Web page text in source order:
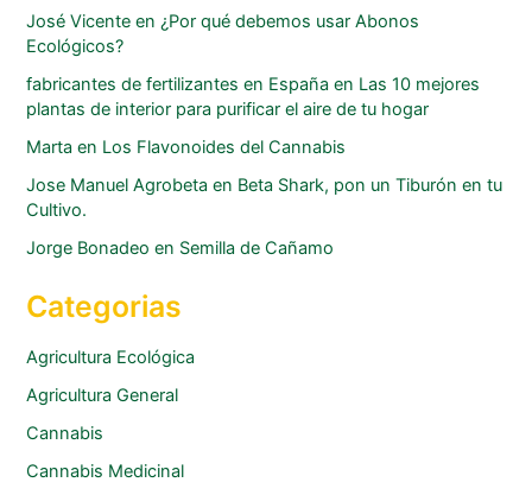
José Vicente en¿Por qué debemos usar Abonos
Ecológicos?
fabricantes de fertilizantes en España en Las 10 mejores
plantas de interior para purificar el aire de tu hogar
Marta en Los Flavonoides del Cannabis
Jose Manuel Agrobeta en Beta Shark, pon un Tiburón en tu
Cultivo.
Jorge Bonadeo en Semilla de Cañamo
Categorias
Agricultura Ecológica
Agricultura General
Cannabis
Cannabis Medicinal